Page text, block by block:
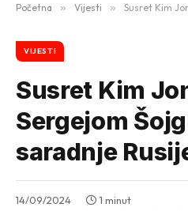
Početna » Vijesti » Susret Kim Jong-una
VIJESTI
Susret Kim
Sergejom
saradnje
14/09/2024
1 minut